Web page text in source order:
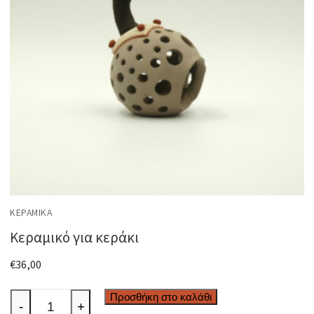
ΚΕΡΑΜΙΚΆ
Κεραμικό για κεράκι
€36,00
Κεραμικό
- +
Προσθήκη στο καλάθι